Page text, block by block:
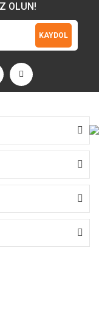
OLUN!
KAYDOL